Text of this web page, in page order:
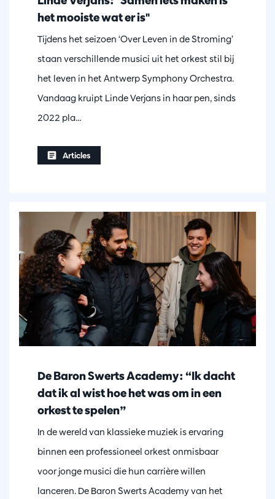
het mooiste wat er is"
Tijdens het seizoen ‘Over Leven in de Stroming’
staan verschillende musici uit het orkest stil bij
het leven in het Antwerp Symphony Orchestra.
Vandaag kruipt Linde Verjans in haar pen, sinds
2022 pla…
Articles
De Baron Swerts Academy: “Ik dacht
dat ik al wist hoe het was om in een
orkest te spelen”
In de wereld van klassieke muziek is ervaring
binnen een professioneel orkest onmisbaar
voor jonge musici die hun carrière willen
lanceren. De Baron Swerts Academy van het